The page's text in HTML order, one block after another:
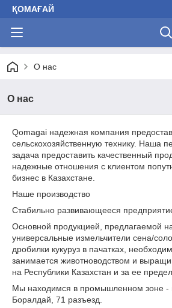
ҚОМАҒАЙ
О нас
О нас
Qomagai надежная компания
сельскохозяйственную технику. Наша
задача предоставить качественный
надежные отношения с клиентом
бизнес в Казахстане.
Наше производство
Стабильно развивающееся
Основной продукцией, предлагаемой
универсальные измельчители сена/
дробилки кукуруз в пачатках,
занимается животноводством и
на Республики Казахстан и за ее
Мы находимся в промышленном зоне -
Боралдай, 71 разъезд.